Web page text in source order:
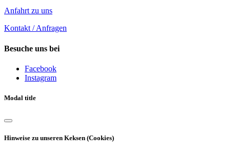
Anfahrt zu uns
Kontakt / Anfragen
Besuche uns bei
Facebook
Instagram
Modal title
Hinweise zu unseren Keksen (Cookies)